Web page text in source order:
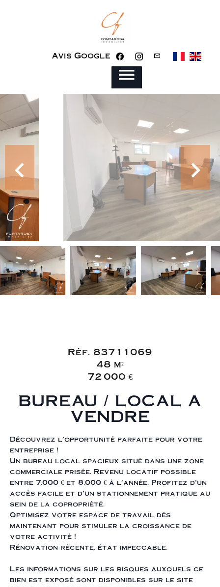
Avis Google
Réf. 83711069
48 m²
72 000 €
BUREAU / LOCAL A
VENDRE
Découvrez l'opportunité parfaite pour votre
entreprise !
Un bureau local spacieux situé dans une zone
commerciale prisée. Revenu locatif possible
entre 7.000 € et 8.000 € à l'année. Profitez d'un
accès facile et d'un stationnement pratique au
sein de la copropriété.
Optimisez votre espace de travail dès
maintenant pour stimuler la croissance de
votre activité !
Rénovation récente, état impeccable.
Les informations sur les risques auxquels ce
bien est exposé sont disponibles sur le site